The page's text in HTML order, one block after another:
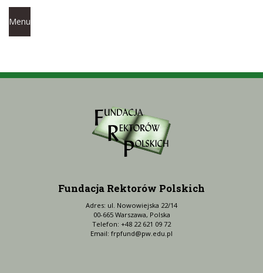
Menu
Fundacja Rektorów Polskich
Adres: ul. Nowowiejska 22/14
00-665 Warszawa, Polska
Telefon: +48 22 621 09 72
Email: frpfund@pw.edu.pl